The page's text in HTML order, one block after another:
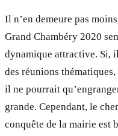
Il n’en demeure pas
Grand Chambéry 2020
dynamique attractive. Si,
des réunions
il ne pourrait
grande. Cependant, le
conquête de la mairie est